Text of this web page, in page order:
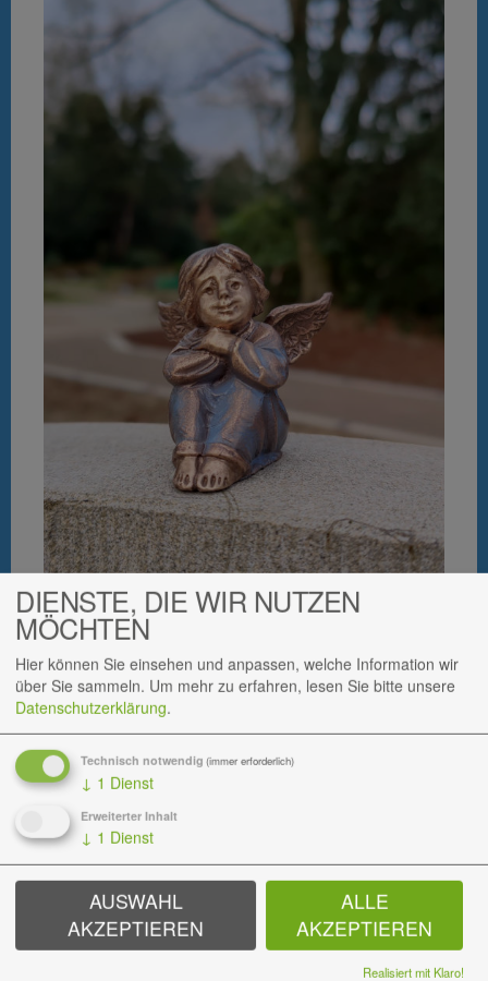
BESTATTUNGEN
Zum Hauptfriedhof 3
DIENSTE, DIE WIR NUTZEN
MÖCHTEN
Hier können Sie einsehen und anpassen, welche Information wir
über Sie sammeln. Um mehr zu erfahren, lesen Sie bitte unsere
Datenschutzerklärung.
Technisch notwendig (immer erforderlich)
↓ 1 Dienst
Erweiterter Inhalt
↓ 1 Dienst
AUSWAHL
AKZEPTIEREN
ALLE
AKZEPTIEREN
Realisiert mit Klaro!